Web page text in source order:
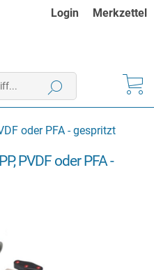
Login Merkzettel
oder PFA - gespritzt
PVDF oder PFA -